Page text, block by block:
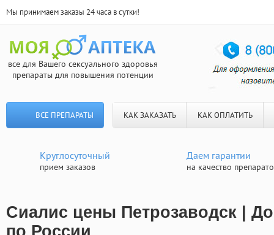
Мы принимаем заказы 24 часа в сутки!
все для Вашего сексуального здоровья
препараты для повышения потенции
ВСЕ ПРЕПАРАТЫ КАК ЗАКАЗАТЬ КАК ОПЛАТИТЬ
Круглосуточный
прием заказов
Даем гарантии
на качество
Сиалис цены Петрозаводск |